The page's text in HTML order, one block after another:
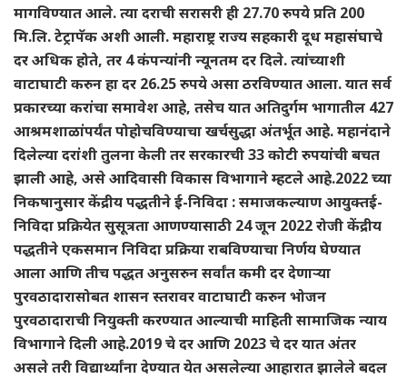
मागविण्यात आले. त्या दराची सरासरी ही 27.70 रुपये प्रति 200
मि.लि. टेट्रापॅक अशी आली. महाराष्ट्र राज्य सहकारी दूध महासंघाचे
दर अधिक होते, तर 4 कंपन्यांनी न्यूनतम दर दिले. त्यांच्याशी
वाटाघाटी करुन हा दर 26.25 रुपये असा ठरविण्यात आला. यात सर्व
प्रकारच्या करांचा समावेश आहे, तसेच यात अतिदुर्गम भागातील 427
आश्रमशाळांपर्यंत पोहोचविण्याचा खर्चसुद्धा अंतर्भूत आहे. महानंदाने
दिलेल्या दरांशी तुलना केली तर सरकारची 33 कोटी रुपयांची बचत
झाली आहे, असे आदिवासी विकास विभागाने म्हटले आहे.2022 च्या
निकषानुसार केंद्रीय पद्धतीने ई-निविदा : समाजकल्याण आयुक्तई-
निविदा प्रक्रियेत सुसूत्रता आणण्यासाठी 24 जून 2022 रोजी केंद्रीय
पद्धतीने एकसमान निविदा प्रक्रिया राबविण्याचा निर्णय घेण्यात
आला आणि तीच पद्धत अनुसरुन सर्वांत कमी दर देणाऱ्या
पुरवठादारासोबत शासन स्तरावर वाटाघाटी करुन भोजन
पुरवठादाराची नियुक्ती करण्यात आल्याची माहिती सामाजिक न्याय
विभागाने दिली आहे.2019 चे दर आणि 2023 चे दर यात अंतर
असले तरी विद्यार्थ्यांना देण्यात येत असलेल्या आहारात झालेले बदल